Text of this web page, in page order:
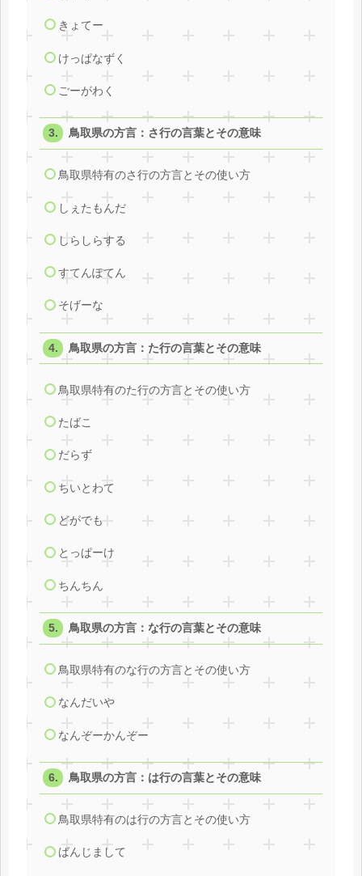
きょてー
けっぱなずく
ごーがわく
鳥取県の方言：さ行の言葉とその意味
鳥取県特有のさ行の方言とその使い方
しぇたもんだ
しらしらする
すてんぽてん
そげーな
鳥取県の方言：た行の言葉とその意味
鳥取県特有のた行の方言とその使い方
たばこ
だらず
ちいとわて
どがでも
とっぱーけ
ちんちん
鳥取県の方言：な行の言葉とその意味
鳥取県特有のな行の方言とその使い方
なんだいや
なんぞーかんぞー
鳥取県の方言：は行の言葉とその意味
鳥取県特有のは行の方言とその使い方
ばんじまして